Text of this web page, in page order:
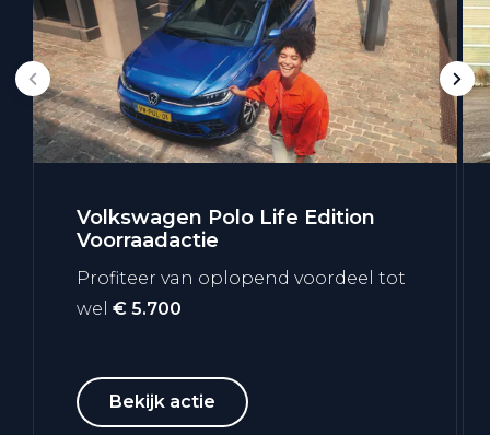
Volkswagen Polo Life Edition
Voorraadactie
Profiteer van oplopend voordeel tot
wel € 5.700
Bekijk actie